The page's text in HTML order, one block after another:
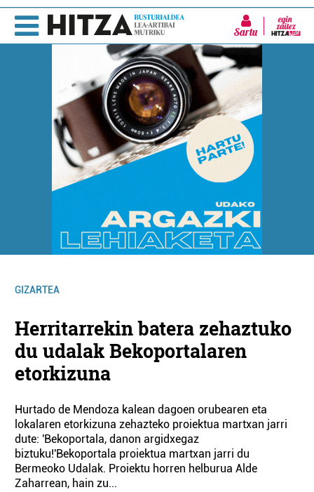
Sartu
GIZARTEA
Herritarrekin batera zehaztuko
du udalak Bekoportalaren
etorkizuna
Hurtado de Mendoza kalean dagoen orubearen eta
lokalaren etorkizuna zehazteko proiektua martxan jarri
dute: 'Bekoportala, danon argidxegaz
biztuku!'Bekoportala proiektua martxan jarri du
Bermeoko Udalak. Proiektu horren helburua Alde
Zaharrean, hain zu...